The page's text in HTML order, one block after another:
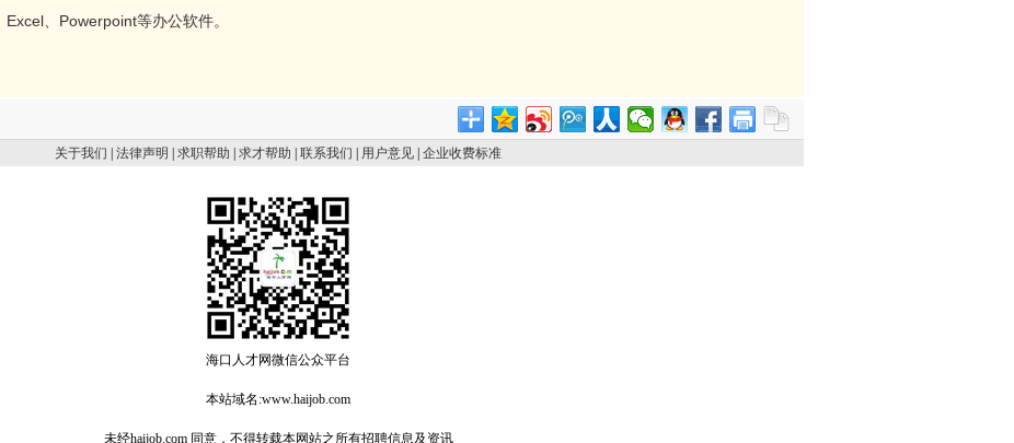
、Powerpoint等办公软件。
关于我们 法律声明 求职帮助 求才帮助 联系我们 用户意见 企业收费标准
海口人才网微信公众平台
本站域名:www.haijob.com
未经haijob.com 同意，不得转载本网站之所有招聘信息及资讯